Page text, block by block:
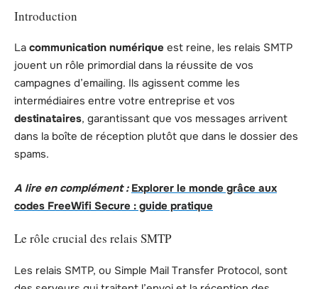
Introduction
La communication numérique est reine, les relais SMTP
jouent un rôle primordial dans la réussite de vos
campagnes d’emailing. Ils agissent comme les
intermédiaires entre votre entreprise et vos
destinataires, garantissant que vos messages arrivent
dans la boîte de réception plutôt que dans le dossier des
spams.
A lire en complément : Explorer le monde grâce aux
codes FreeWifi Secure : guide pratique
Le rôle crucial des relais SMTP
Les relais SMTP, ou Simple Mail Transfer Protocol, sont